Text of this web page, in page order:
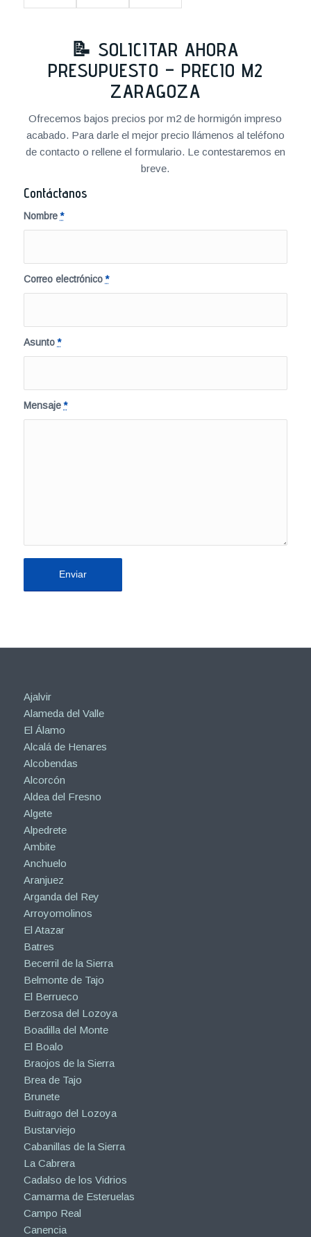
📝 SOLICITAR AHORA
PRESUPUESTO – PRECIO M2
ZARAGOZA
Ofrecemos bajos precios por m2 de hormigón impreso
acabado. Para darle el mejor precio llámenos al teléfono
de contacto o rellene el formulario. Le contestaremos en
breve.
Contáctanos
Nombre*
Correo electrónico*
Asunto*
Mensaje*
Ajalvir
Alameda del Valle
El Álamo
Alcalá de Henares
Alcobendas
Alcorcón
Aldea del Fresno
Algete
Alpedrete
Ambite
Anchuelo
Aranjuez
Arganda del Rey
Arroyomolinos
El Atazar
Batres
Becerril de la Sierra
Belmonte de Tajo
El Berrueco
Berzosa del Lozoya
Boadilla del Monte
El Boalo
Braojos de la Sierra
Brea de Tajo
Brunete
Buitrago del Lozoya
Bustarviejo
Cabanillas de la Sierra
La Cabrera
Cadalso de los Vidrios
Camarma de Esteruelas
Campo Real
Canencia